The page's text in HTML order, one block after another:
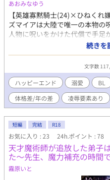
そちらは快楽堕ちしています）
歳までに童貞を失わないと「天
受け入れて精を注がれないと死
夫でとても感じやすい。魔物が
感じまくるという魔物好みの生
染症などにかかって死にやすく
必要がある。 詳しい設定につ
こと→https://fujossy.jp/books/
列：冴えないサラリーマン～→
人がかりで～→敏感なイケメン
ホ） この他に同人誌で発表し
ます。よろろん。 表紙の写真
様からお借りしました。 ハル
レーションを受けました。あ
結しました！ 8/21 19:46 最
9/28 長視点の番外編を上げま
ー 9/29 ウイ視点の番外編を上
あおみなゆう
【英雄寡黙騎士(24)×ひねくれ
ズマイアは大陸で唯一の本物の
人物に呪いをかけた代償で手足
ン・トレイナーにひそかに想い
嫌う王城の侍従や呪術師たちか
凌辱され、身体を開発されて
るグレンの消息がわからなくな
る……。 ※前半は受けが可哀想
る凌辱、輪姦描写があります。
※後半は攻めとのいちゃらぶハ
続きを
文字数
ハッピーエンド 溺愛 BL
体格差/年の差
凌辱要素あり
短編 完結 R18
お気に入り : 23 24h.ポイント : 78
天才魔術師が追放した弟子
た～先生、魔力補充の時間
霧原いと